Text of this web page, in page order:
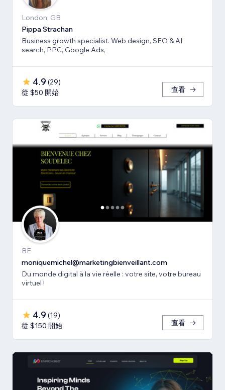
London, GB
Pippa Strachan
Business growth specialist. Web design, SEO & AI
search, PPC, Google Ads,
4.9 (29)
從 $50 開始
查看
BE
moniquemichel@marketingbienveillant.com
Du monde digital à la vie réelle : votre site, votre bureau
virtuel !
4.9 (19)
從 $150 開始
查看